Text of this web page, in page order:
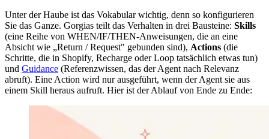
Unter der Haube ist das Vokabular wichtig, denn so konfigurieren
Sie das Ganze. Gorgias teilt das Verhalten in drei Bausteine: Skills
(eine Reihe von WHEN/IF/THEN-Anweisungen, die an eine
Absicht wie „Return / Request" gebunden sind), Actions (die
Schritte, die in Shopify, Recharge oder Loop tatsächlich etwas tun)
und Guidance (Referenzwissen, das der Agent nach Relevanz
abruft). Eine Action wird nur ausgeführt, wenn der Agent sie aus
einem Skill heraus aufruft. Hier ist der Ablauf von Ende zu Ende: